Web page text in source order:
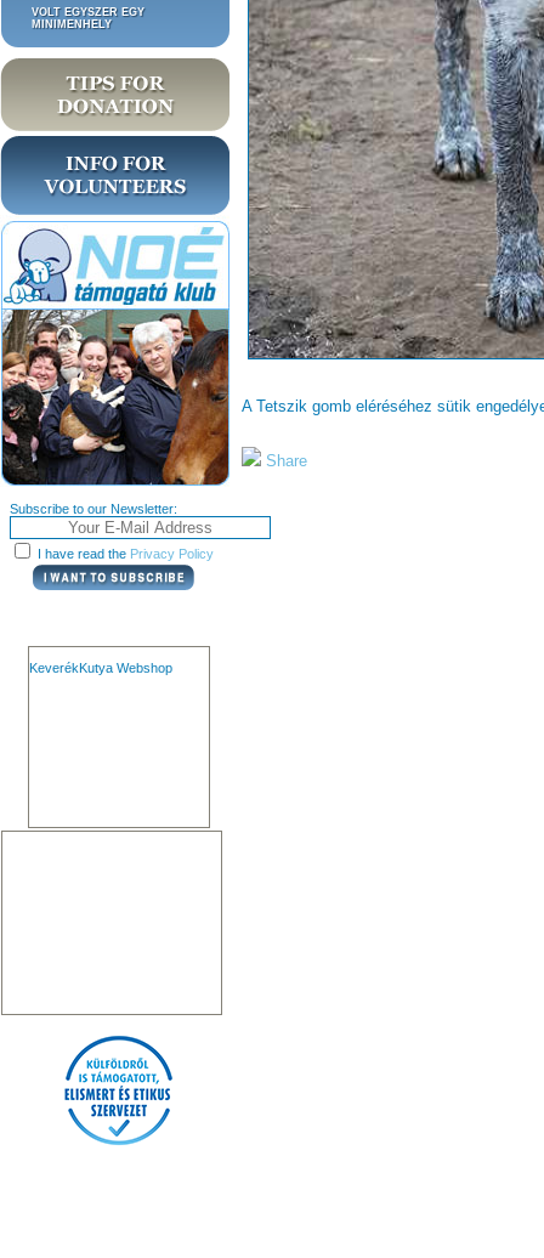
VOLT EGYSZER EGY
MINIMENHELY
Subscribe to our Newsletter:
I have read the Privacy Policy
KeverékKutya Webshop
A Tetszik gomb eléréséhez sütik
Share